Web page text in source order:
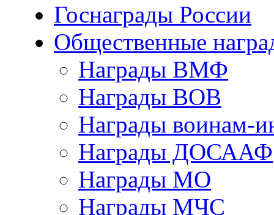
Госнаграды России
Общественные
Награды ВМФ
Награды ВОВ
Награды воинам-
Награды ДОСААФ
Награды МО
Награды МЧС